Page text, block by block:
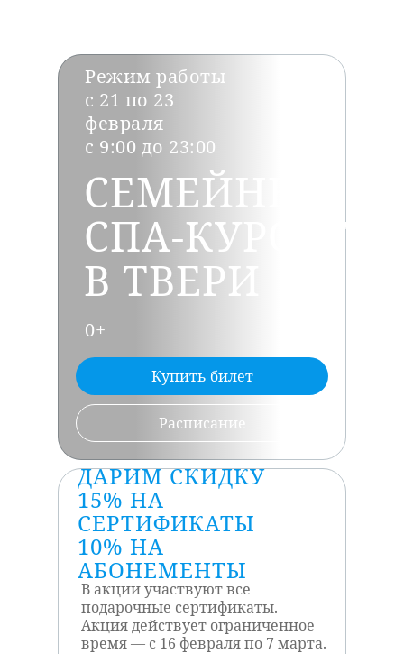
Купить билет
Режим работы
с 21 по 23
февраля
с 9:00 до 23:00
0+
СЕМЕЙНЫЙ
СПА-КУРОРТ
В ТВЕРИ
Расписание
В акции участвуют все
подарочные сертификаты.
Акция действует ограниченное
время — с 16 февраля по 7 марта.
ДАРИМ СКИДКУ
15% НА
СЕРТИФИКАТЫ
10% НА
АБОНЕМЕНТЫ